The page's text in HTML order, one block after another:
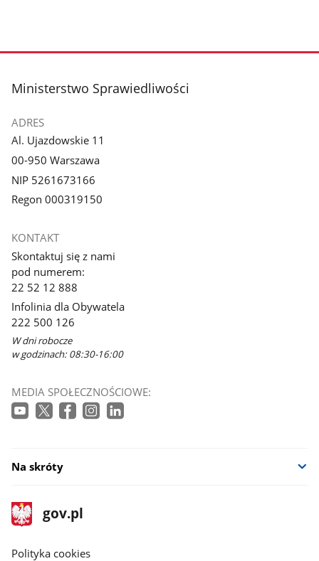
stopka
Ministerstwo Sprawiedliwości
ADRES
Al. Ujazdowskie 11
00-950 Warszawa
NIP 5261673166
Regon 000319150
KONTAKT
Skontaktuj się z nami
pod numerem:
22 52 12 888
Infolinia dla Obywatela
222 500 126
W dni robocze
w godzinach: 08:30-16:00
MEDIA SPOŁECZNOŚCIOWE:
Na skróty
stopka
gov.pl
Strona
gov.pl
gov.pl
Polityka cookies